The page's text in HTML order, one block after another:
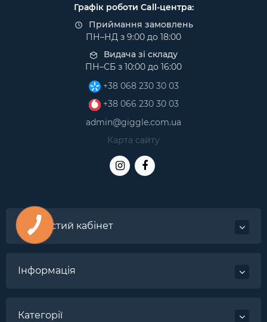
Графік роботи Call-центра:
Приймання замовлень
ПН–НД з 9:00 до 18:00
Видача зі складу
ПН–СБ з 10:00 до 16:00
+38 068 230 30 03
+38 066 230 30 03
admin@giggle.com.ua
Карта сайту
Особистий кабінет
Інформація
Категорії